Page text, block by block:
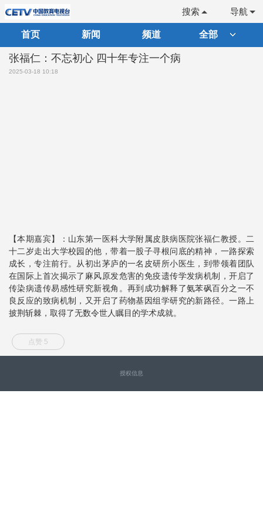
导航
搜索
首页 新闻 频道 全部
张福仁：不忘初心 四十年专注一个病
2025-03-18 10:18
【本期嘉宾】：山东第一医科大学附属皮肤病医院张福仁教授。二
十二岁走出大学校园的他，带着一股子寻根问底的精神，一路探索
成长，专注前行。从初出茅庐的一名皮研所小医生，到带领着团队
在国际上首次揭示了麻风原发危害的免疫遗传学发病机制，开启了
传染病遗传易感性研究新视角。再到成功解释了氨苯砜百分之一不
良反应的致病机制，又开启了药物基因组学研究的新路径。一路上
披荆斩棘，取得了无数令世人瞩目的学术成就。
点赞 5
授权信息